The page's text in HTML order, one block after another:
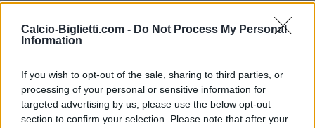
Calcio-Biglietti.com - Do Not Process My Personal
Information
If you wish to opt-out of the sale, sharing to third parties, or
processing of your personal or sensitive information for
targeted advertising by us, please use the below opt-out
section to confirm your selection. Please note that after your
Domenica 20 dicembre
Alaves
18h00
Elche